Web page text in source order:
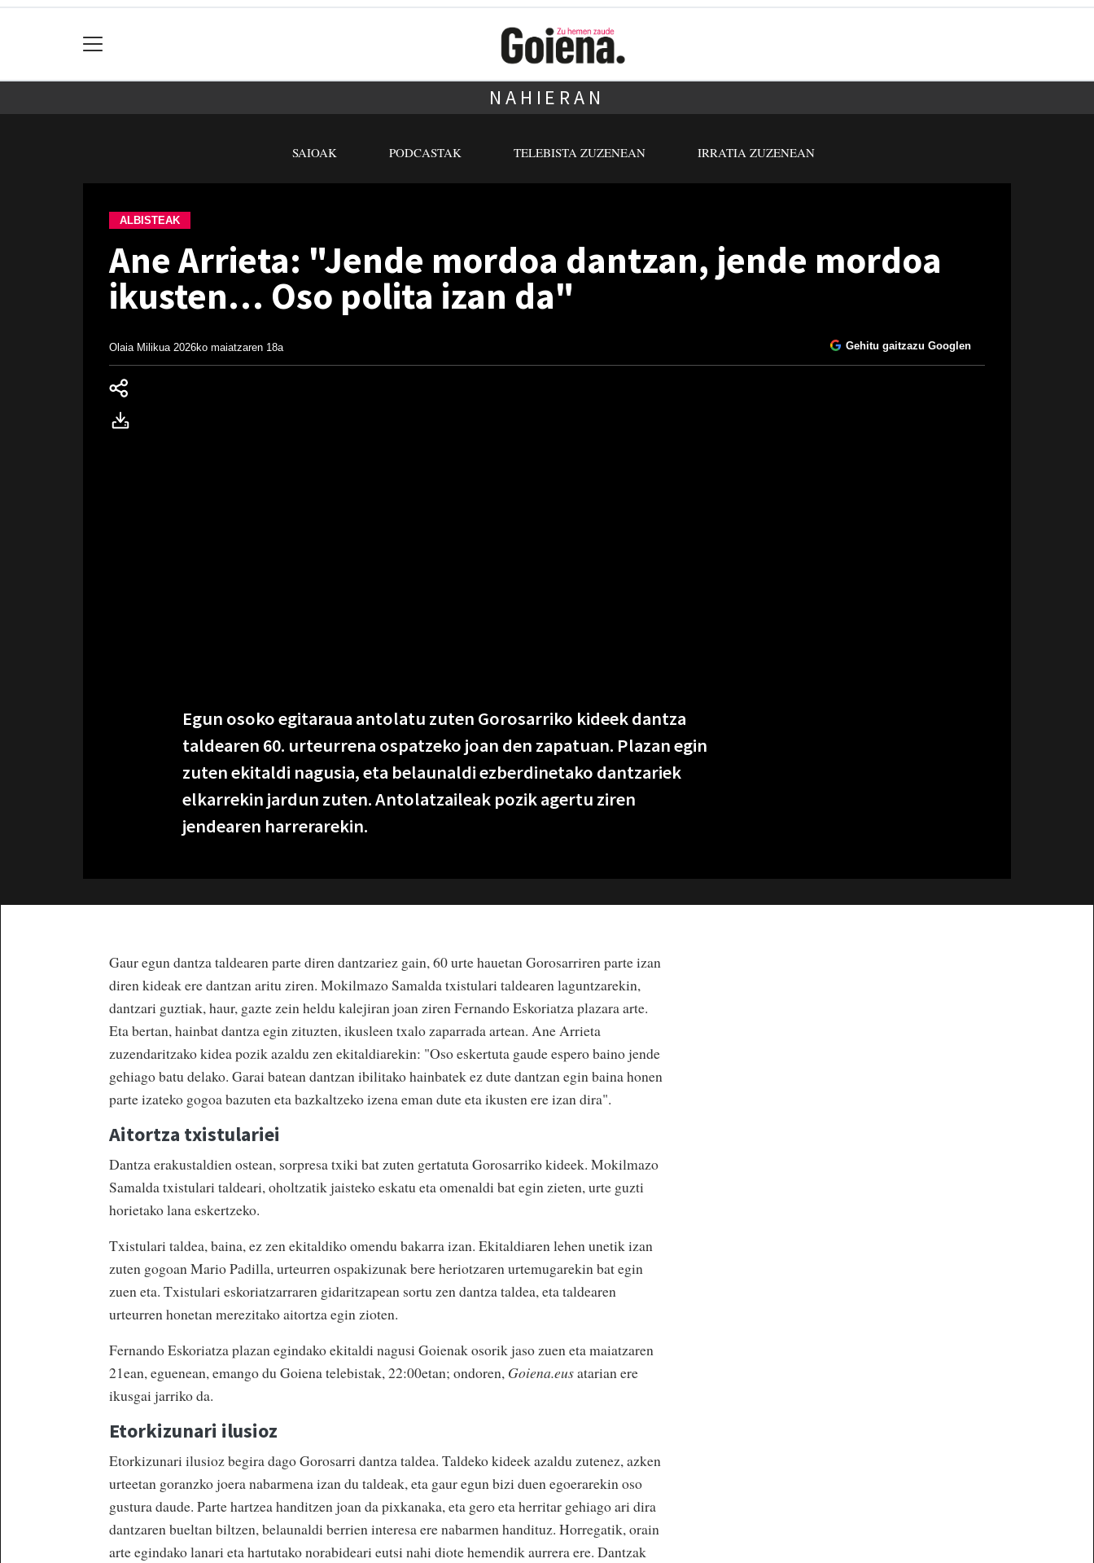
NAHIERAN
SAIOAK PODCASTAK TELEBISTA ZUZENEAN IRRATIA ZUZENEAN
ALBISTEAK
Ane Arrieta: "Jende mordoa dantzan, jende mordoa
ikusten… Oso polita izan da"
Olaia Milikua 2026ko maiatzaren 18a Gehitu gaitzazu Googlen
Egun osoko egitaraua antolatu zuten Gorosarriko kideek dantza
taldearen 60. urteurrena ospatzeko joan den zapatuan. Plazan egin
zuten ekitaldi nagusia, eta belaunaldi ezberdinetako dantzariek
elkarrekin jardun zuten. Antolatzaileak pozik agertu ziren
jendearen harrerarekin.
Gaur egun dantza taldearen parte diren dantzariez gain, 60 urte hauetan Gorosarriren parte izan
diren kideak ere dantzan aritu ziren. Mokilmazo Samalda txistulari taldearen laguntzarekin,
dantzari guztiak, haur, gazte zein heldu kalejiran joan ziren Fernando Eskoriatza plazara arte.
Eta bertan, hainbat dantza egin zituzten, ikusleen txalo zaparrada artean. Ane Arrieta
zuzendaritzako kidea pozik azaldu zen ekitaldiarekin: "Oso eskertuta gaude espero baino jende
gehiago batu delako. Garai batean dantzan ibilitako hainbatek ez dute dantzan egin baina honen
parte izateko gogoa bazuten eta bazkaltzeko izena eman dute eta ikusten ere izan dira".
Aitortza txistulariei
Dantza erakustaldien ostean, sorpresa txiki bat zuten gertatuta Gorosarriko kideek. Mokilmazo
Samalda txistulari taldeari, oholtzatik jaisteko eskatu eta omenaldi bat egin zieten, urte guzti
horietako lana eskertzeko.
Txistulari taldea, baina, ez zen ekitaldiko omendu bakarra izan. Ekitaldiaren lehen unetik izan
zuten gogoan Mario Padilla, urteurren ospakizunak bere heriotzaren urtemugarekin bat egin
zuen eta. Txistulari eskoriatzarraren gidaritzapean sortu zen dantza taldea, eta taldearen
urteurren honetan merezitako aitortza egin zioten.
Fernando Eskoriatza plazan egindako ekitaldi nagusi Goienak osorik jaso zuen eta maiatzaren
21ean, eguenean, emango du Goiena telebistak, 22:00etan; ondoren, Goiena.eusatarian ere
ikusgai jarriko da.
Etorkizunari ilusioz
Etorkizunari ilusioz begira dago Gorosarri dantza taldea. Taldeko kideek azaldu zutenez, azken
urteetan goranzko joera nabarmena izan du taldeak, eta gaur egun bizi duen egoerarekin oso
gustura daude. Parte hartzea handitzen joan da pixkanaka, eta gero eta herritar gehiago ari dira
dantzaren bueltan biltzen, belaunaldi berrien interesa ere nabarmen handituz. Horregatik, orain
arte egindako lanari eta hartutako norabideari eutsi nahi diote hemendik aurrera ere. Dantzak